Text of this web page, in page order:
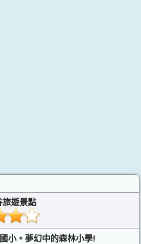
旅遊景點
小。夢幻中的森林小學!